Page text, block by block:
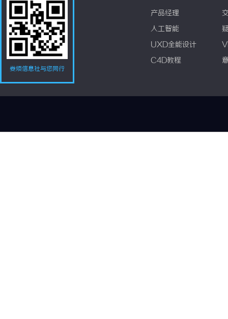
娄烦信息社与您同行
产品经理
人工智能
UXD全能设计
C4D教程